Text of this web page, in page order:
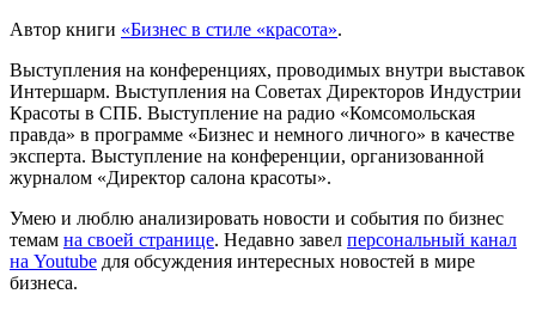
Автор книги «Бизнес в стиле «красота».
Выступления на конференциях, проводимых внутри выставок
Интершарм. Выступления на Советах Директоров Индустрии
Красоты в СПБ. Выступление на радио «Комсомольская
правда» в программе «Бизнес и немного личного» в качестве
эксперта. Выступление на конференции, организованной
журналом «Директор салона красоты».
Умею и люблю анализировать новости и события по бизнес
темам на своей странице. Недавно завел персональный канал
на Youtube для обсуждения интересных новостей в мире
бизнеса.